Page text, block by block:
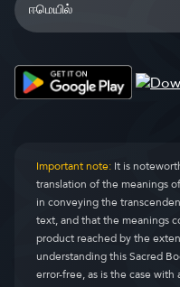
Important note:It is
translation of the meanings
in conveying the
text, and that the meanings
product reached by the
understanding this Sacred
error-free, as is the case